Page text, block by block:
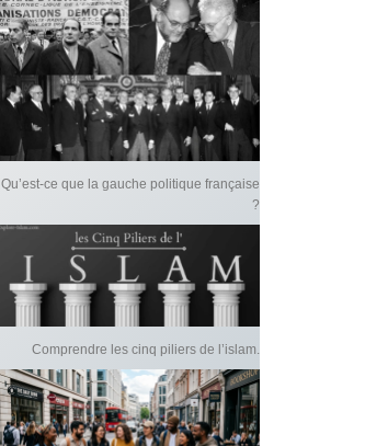
Qu’est-ce que la gauche politique française
?
Comprendre les cinq piliers de l’islam.